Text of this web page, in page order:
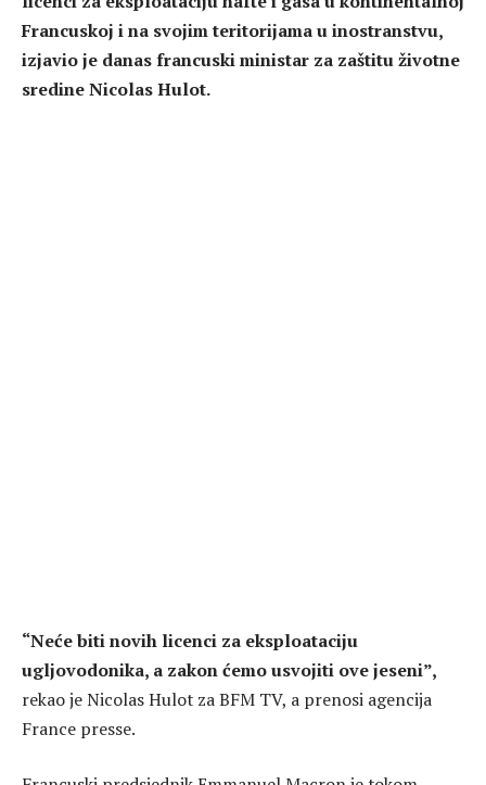
Francuskoj i na svojim teritorijama u inostranstvu,
izjavio je danas francuski ministar za zaštitu životne
sredine Nicolas Hulot.
“Neće biti novih licenci za eksploataciju
ugljovodonika, a zakon ćemo usvojiti ove jeseni”,
rekao je Nicolas Hulot za BFM TV, a prenosi agencija
France presse.